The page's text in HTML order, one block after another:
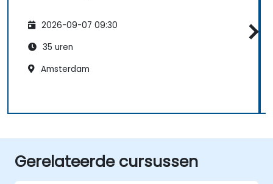
2026-09-07 09:30
35 uren
Amsterdam
Gerelateerde cursussen